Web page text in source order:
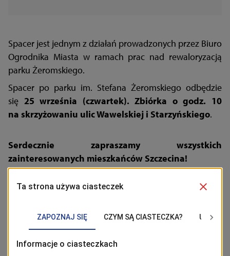
Spacer jest jednym z działań prowadzonych przez Biuro
Ogrodnika Miasta w ramach prac nad rewaloryzacją
parku Żeromskiego.
Spacer po parku im. Stefana Żeromskiego odbędzie
się 25 września (czwartek). Zbiórka o godz. 10
na skrzyżowaniu ulic Wawelskiej i Starzyńskiego.
Serdecznie zapraszamy wszystkich
zainteresowanych mieszkańców Szczecina!
BĄDŹ NA BIEŻĄCO!
wiadomościami ze Szczecina. Najbardziej interesujące wpisy